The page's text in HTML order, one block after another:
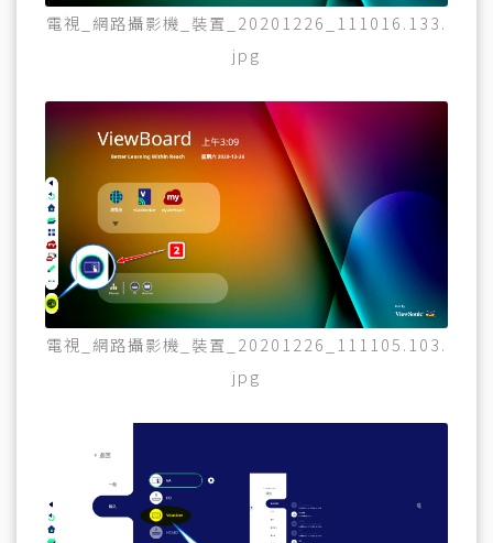
電視_網路攝影機_裝置_20201226_111016.133.
jpg
電視_網路攝影機_裝置_20201226_111105.103.
jpg